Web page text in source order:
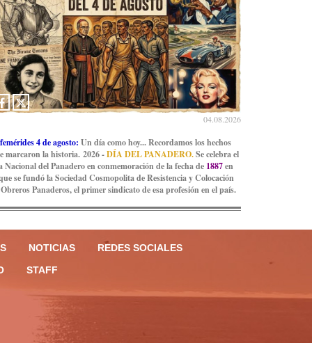
04.08.2026
4 de agosto: Un día como hoy... Recordamos los hechos
marcaron la historia. 2026 -DÍA DEL PANADERO.Se celebra el
Nacional del Panadero en conmemoración de la fecha de 1887en
se fundó la Sociedad Cosmopolita de Resistencia y Colocación
Panaderos, el primer sindicato de esa profesión en el país.
NOTICIAS
REDES SOCIALES
STAFF